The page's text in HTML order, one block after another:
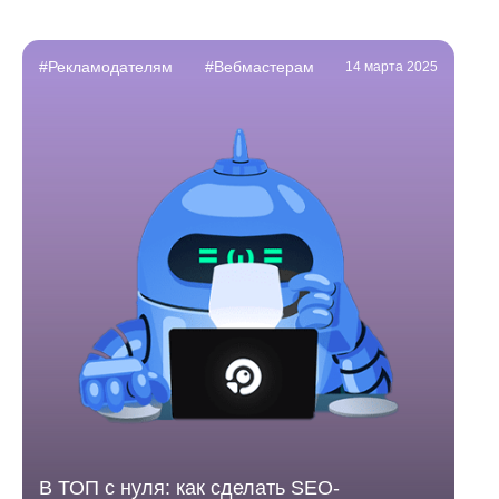
#Рекламодателям #Вебмастерам 14 марта 2025
В ТОП с нуля: как сделать SEO-